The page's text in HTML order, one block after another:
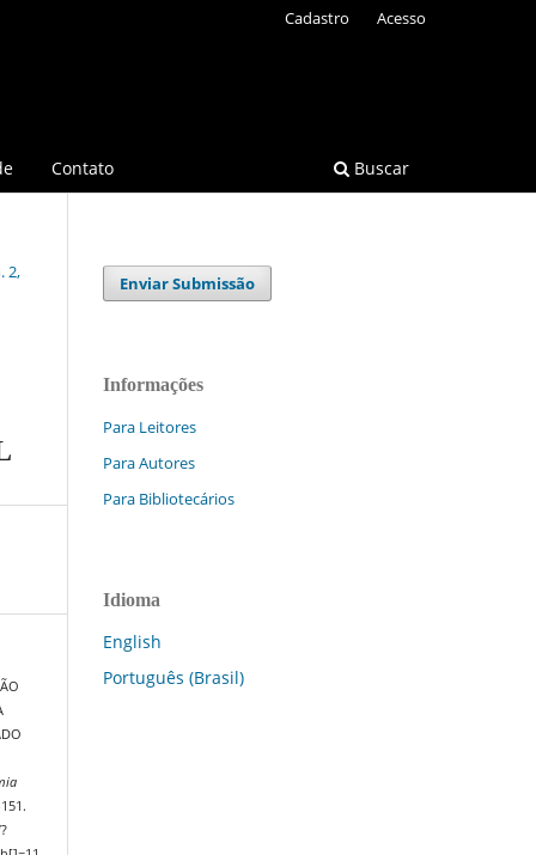
Contato Buscar
Cadastro Acesso
2,
Enviar Submissão
Informações
Para Leitores
Para Autores
Para Bibliotecários
Idioma
English
Português (Brasil)